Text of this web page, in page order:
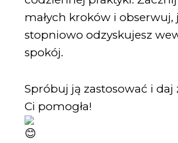
małych kroków i obserwuj,
stopniowo odzyskujesz
spokój.
Spróbuj ją zastosować i daj
Ci pomogła!